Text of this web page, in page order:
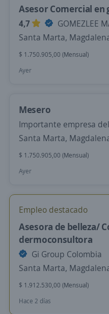
Asesor Comercial
4,7
GOMEZLEE
Santa Marta,
$ 1.750.905,00 (Mensual)
Ayer
Mesero
Importante empresa
Santa Marta,
$ 1.750.905,00 (Mensual)
Ayer
Empleo destacado
Asesora de belleza/
dermoconsultora
Gi Group Colombia
Santa Marta,
$ 1.912.530,00 (Mensual)
Hace 2 días